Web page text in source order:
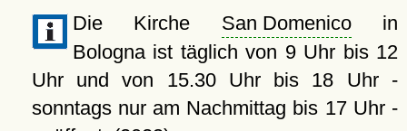
Die Kirche San Domenicoin
Bologna ist täglich von 9 Uhr bis 12
Uhr und von 15.30 Uhr bis 18 Uhr -
sonntags nur am Nachmittag bis 17 Uhr -